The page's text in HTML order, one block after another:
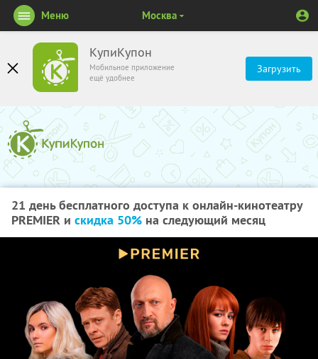
КупиКупон
Мобильное приложение
ещё удобнее
Загрузить
Меню Москва
21 день бесплатного доступа к онлайн-кинотеатру
PREMIER и скидка 50% на следующий месяц